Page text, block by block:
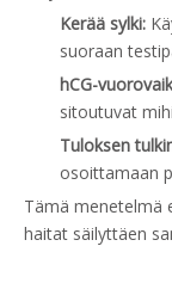
Kerää sylki:
suoraan
hCG-
sitoutuvat
Tuloksen
osoittamaan
Tämä menetelmä
haitat säilyttäen